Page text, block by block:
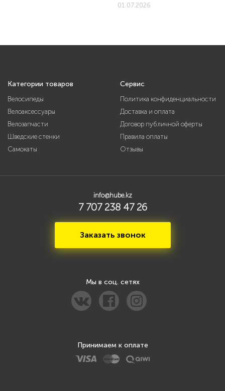
01.07.2026
Категории товаров
Велосипеды
Велоаксессуары
Велозапчасти
Шведские стенки
Самокаты
Сервис
Политика конфиденциальности
Доставка и оплата
Договор публичной оферты
Правила оплаты
Отзывы
info@hube.kz
7 707 238 47 26
Заказать звонок
Мы в соц. сетях
Принимаем к оплате